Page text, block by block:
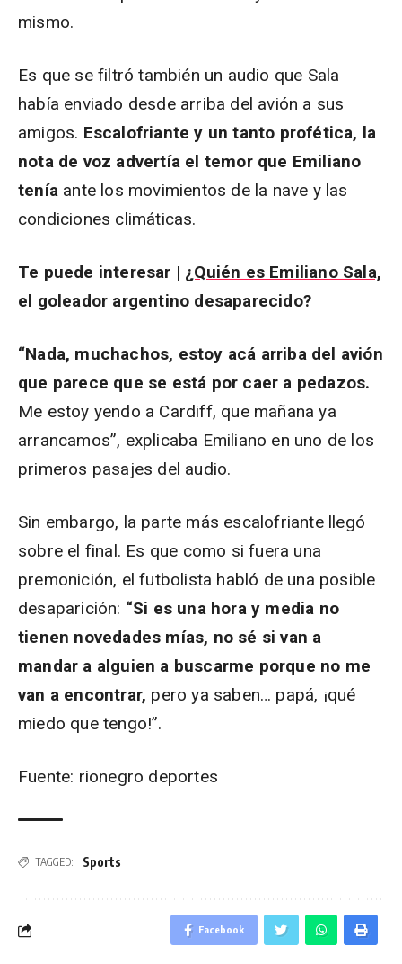
mismo.
Es que se filtró también un audio que Sala
había enviado desde arriba del avión a sus
amigos. Escalofriante y un tanto profética, la
nota de voz advertía el temor que Emiliano
tenía ante los movimientos de la nave y las
condiciones climáticas.
Te puede interesar | ¿Quién es Emiliano Sala,
el goleador argentino desaparecido?
“Nada, muchachos, estoy acá arriba del avión
que parece que se está por caer a pedazos.
Me estoy yendo a Cardiff, que mañana ya
arrancamos”, explicaba Emiliano en uno de los
primeros pasajes del audio.
Sin embargo, la parte más escalofriante llegó
sobre el final. Es que como si fuera una
premonición, el futbolista habló de una posible
desaparición: “Si es una hora y media no
tienen novedades mías, no sé si van a
mandar a alguien a buscarme porque no me
van a encontrar, pero ya saben… papá, ¡qué
miedo que tengo!”.
Fuente: rionegro deportes
TAGGED: Sports
Facebook